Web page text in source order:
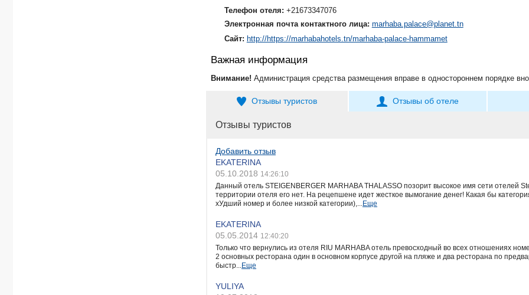
Телефон отеля: +21673347076
Электронная почта контактного лица: marhaba.palace@planet.tn
Сайт: http://https://marhabahotels.tn/marhaba-palace-hammamet
Важная информация
Внимание! Администрация средства размещения вправе в одностороннем порядке
Отзывы туристов Отзывы об отеле
Отзывы туристов
Добавить отзыв
EKATERINA
05.10.2018 14:26:10
Данный отель STEIGENBERGER MARHABA THALASSO позорит высокое имя сети отелей
территории отеля его нет. На рецепшене идет жесткое вымогание денег! Какая бы
хУдший номер и более низкой категории),...Еще
EKATERINA
05.05.2014 12:40:20
Только что вернулись из отеля RIU MARHABA отель превосходный во всех отношениях
2 основных ресторана один в основном корпусе другой на пляже и два ресторана по
быстр...Еще
YULIYA